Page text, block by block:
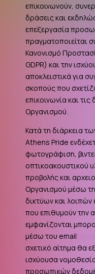
επικοινωνούν,
δράσεις και
επεξεργασία
πραγματοποιείται
Κανονισμό
GDPR) και την
αποκλειστικά για
σκοπούς που
επικοινωνία και
Οργανισμού.
Κατά τη διάρκεια
Athens Pride
φωτογράφιση,
οπτικοακουστικού
προβολής και
Οργανισμού μέσω
δικτύων και
που επιθυμούν την
εμφανίζονται
μέσω του email
σχετικό αίτημα θα
ισχύουσα
προσωπικών